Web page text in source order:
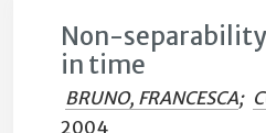
Non-
in time
BRUNO, FRANCESCA;
2004